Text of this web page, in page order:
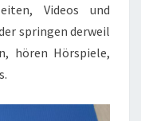
Videos und
springen derweil
hören Hörspiele,